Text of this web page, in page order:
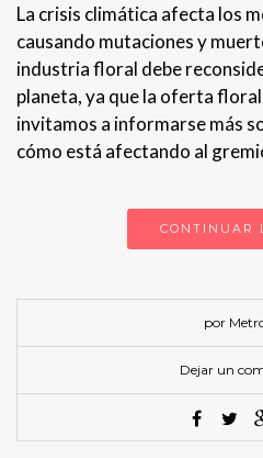
La crisis climática afecta los
causando mutaciones y
industria floral debe
planeta, ya que la oferta
invitamos a informarse más
cómo está afectando al
CONTINUAR
por
Dejar un